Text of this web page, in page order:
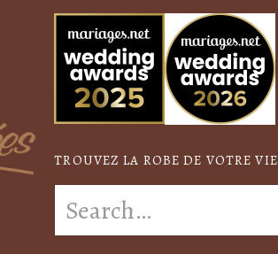
TROUVEZ LA ROBE DE VOTRE VIE